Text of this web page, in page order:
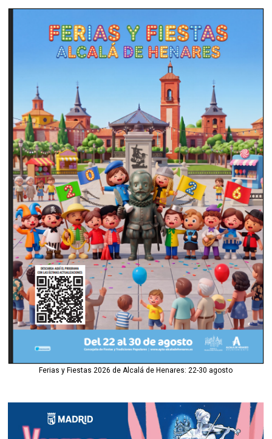
Ferias y Fiestas 2026 de Alcalá de Henares: 22-30 agosto